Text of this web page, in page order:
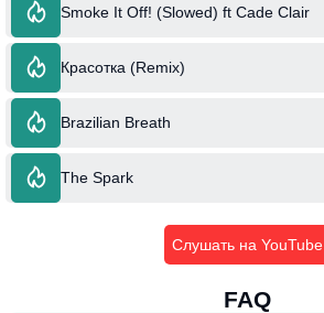
Smoke It Off! (Slowed) ft Cade Clair
Красотка (Remix)
Brazilian Breath
The Spark
Слушать на YouTube
FAQ